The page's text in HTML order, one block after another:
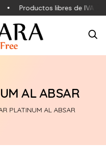
Productos libres de IVA
AL ABSAR
PLATINUM AL ABSAR